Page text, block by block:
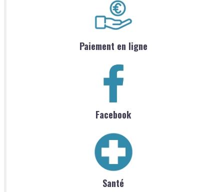
Paiement en ligne
Facebook
Santé